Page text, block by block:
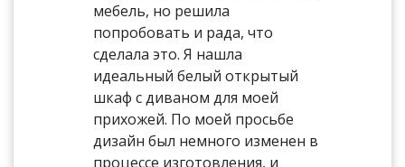
мебель, но решила
попробовать и рада, что
сделала это. Я нашла
идеальный белый открытый
шкаф с диваном для моей
прихожей. По моей просьбе
дизайн был немного изменен в
процессе изготовления, и